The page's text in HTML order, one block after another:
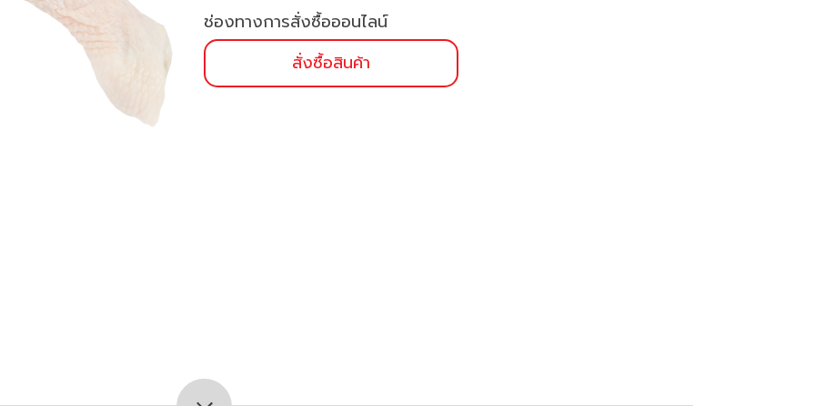
ช่องทางการสั่งซื้อออนไลน์
สั่งซื้อสินค้า